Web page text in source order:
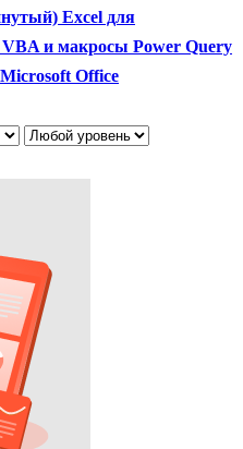
Excel для
VBA и макросы Power Query
Microsoft Office